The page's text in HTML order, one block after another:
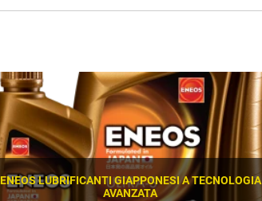
ENEOS LUBRIFICANTI GIAPPONESI A TECNOLOGIA
AVANZATA